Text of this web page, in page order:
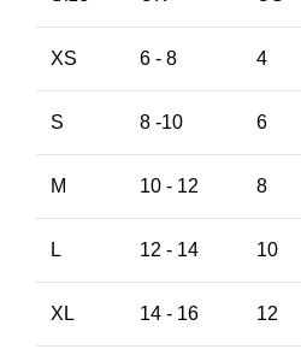
XS 6 - 8 4
S 8 -10 6
M 10 - 12 8
L 12 - 14 10
XL 14 - 16 12